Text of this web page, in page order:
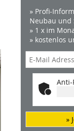
» Profi-
Neubau und
» 1 x im
» kostenlos
Anti-
»